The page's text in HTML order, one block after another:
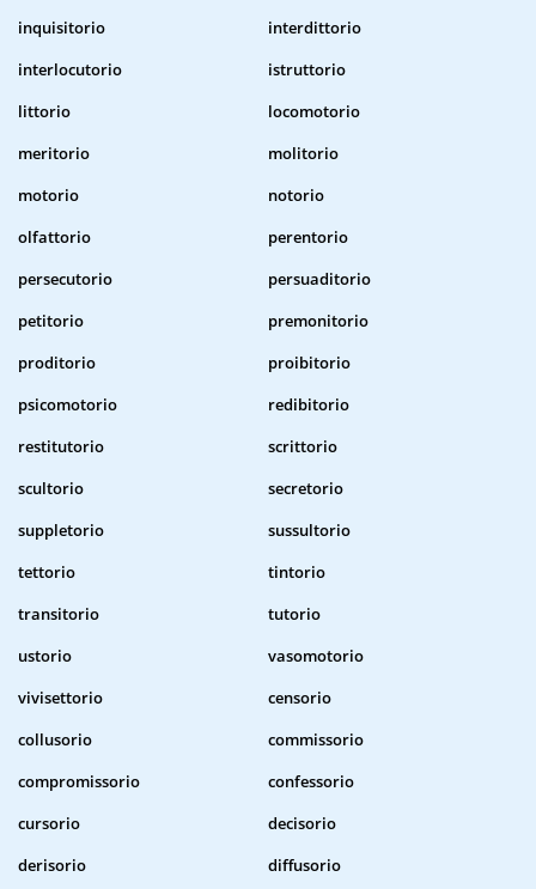
inquisitorio
interdittorio
interlocutorio
istruttorio
littorio
locomotorio
meritorio
molitorio
motorio
notorio
olfattorio
perentorio
persecutorio
persuaditorio
petitorio
premonitorio
proditorio
proibitorio
psicomotorio
redibitorio
restitutorio
scrittorio
scultorio
secretorio
suppletorio
sussultorio
tettorio
tintorio
transitorio
tutorio
ustorio
vasomotorio
vivisettorio
censorio
collusorio
commissorio
compromissorio
confessorio
cursorio
decisorio
derisorio
diffusorio